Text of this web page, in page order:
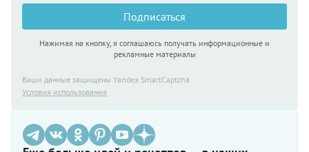
Подписаться
Нажимая на кнопку, я соглашаюсь получать информационные и
рекламные материалы
Ваши данные защищены Yandex SmartCaptcha
Условия использования